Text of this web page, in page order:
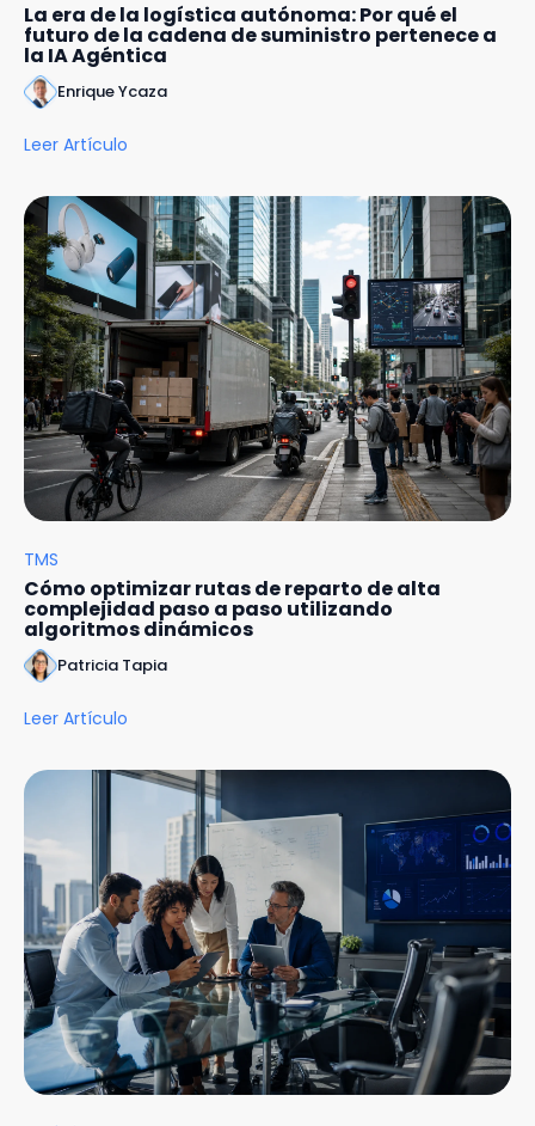
La era de la logística autónoma: Por qué el
futuro de la cadena de suministro pertenece a
la IA Agéntica
Enrique Ycaza
Leer Artículo
TMS
Cómo optimizar rutas de reparto de alta
complejidad paso a paso utilizando
algoritmos dinámicos
Patricia Tapia
Leer Artículo